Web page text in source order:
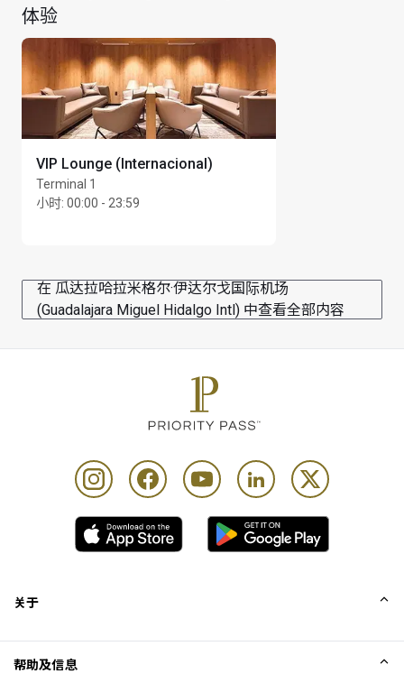
最长逗留时间：3 小时
体验
VIP Lounge (Internacional)
Terminal 1
小时: 00:00 - 23:59
在 瓜达拉哈拉米格尔·伊达尔戈国际机场
(Guadalajara Miguel Hidalgo Intl) 中查看全部内容
关于
帮助及信息